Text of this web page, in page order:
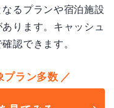
るプランや宿泊施設
ります。キャッシュ
認できます。
プラン多数